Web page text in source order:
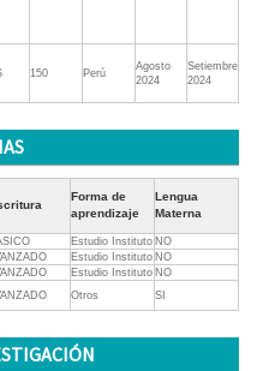
150 Perú
Agosto
2024
Setiembre
2024
Forma de
aprendizaje
Lengua
Materna
Estudio Instituto NO
Estudio Instituto NO
Estudio Instituto NO
Otros SI